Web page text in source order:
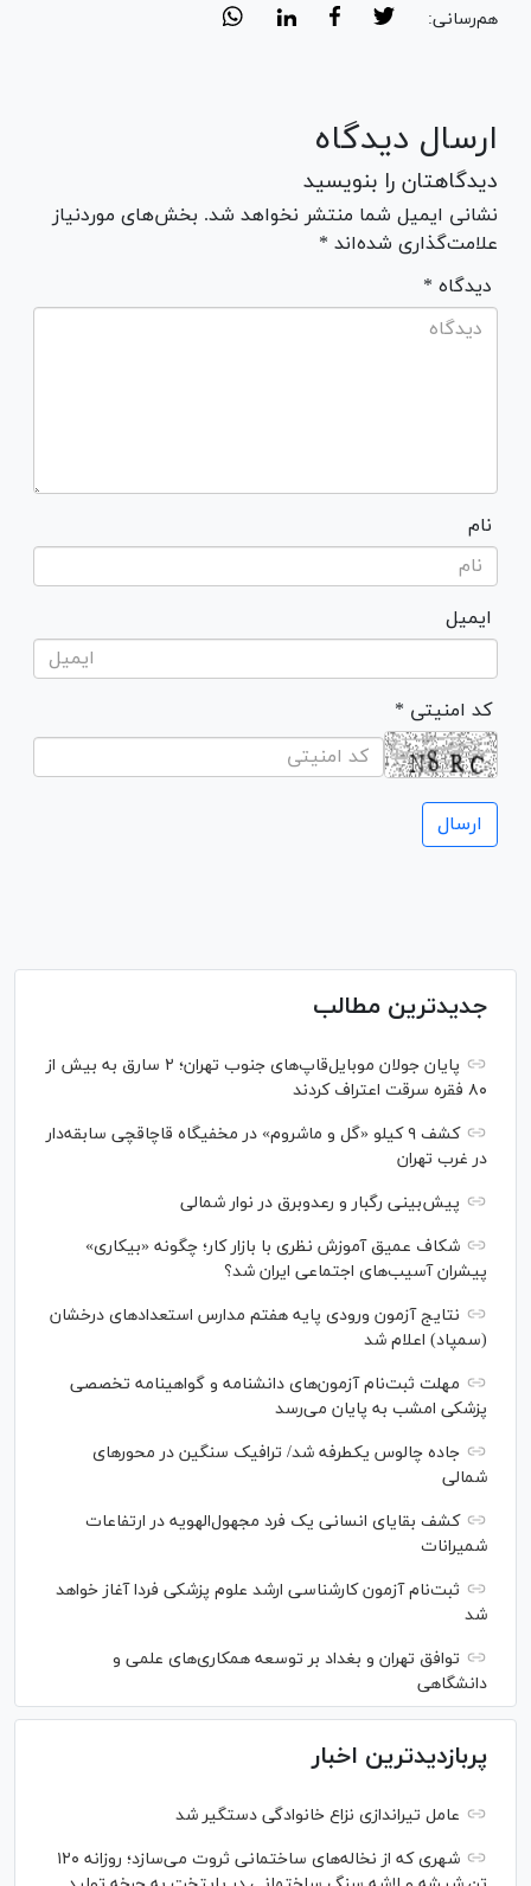
هم‌رسانی:
ارسال دیدگاه
دیدگاهتان را بنویسید
نشانی ایمیل شما منتشر نخواهد شد. بخش‌های موردنیاز
علامت‌گذاری شده‌اند *
* دیدگاه
نام
ایمیل
* کد امنیتی
جدیدترین مطالب
پایان جولان موبایل‌قاپ‌های جنوب تهران؛ ۲ سارق به بیش از
۸۰ فقره سرقت اعتراف کردند
کشف ۹ کیلو «گل و ماشروم» در مخفیگاه قاچاقچی سابقه‌دار
در غرب تهران
پیش‌بینی رگبار و رعدوبرق در نوار شمالی
شکاف عمیق آموزش نظری با بازار کار؛ چگونه «بیکاری»
پیشران آسیب‌های اجتماعی ایران شد؟
نتایج آزمون ورودی پایه هفتم مدارس استعدادهای درخشان
(سمپاد) اعلام شد
مهلت ثبت‌نام آزمون‌های دانشنامه و گواهینامه تخصصی
پزشکی امشب به پایان می‌رسد
جاده چالوس یکطرفه شد/ ترافیک سنگین در محورهای
شمالی
کشف بقایای انسانی یک فرد مجهول‌الهویه در ارتفاعات
شمیرانات
ثبت‌نام آزمون کارشناسی ارشد علوم پزشکی فردا آغاز خواهد
شد
توافق تهران و بغداد بر توسعه همکاری‌های علمی و
دانشگاهی
پربازدیدترین اخبار
عامل تیراندازی نزاع خانوادگی دستگیر شد
شهری که از نخاله‌های ساختمانی ثروت می‌سازد؛ روزانه ۱۲۰